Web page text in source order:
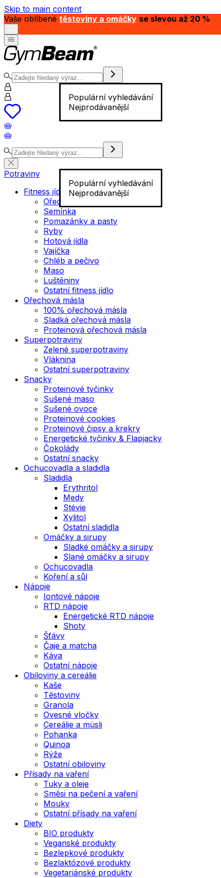
Skip to main content
Vaše oblíbené těstoviny a omáčky se slevou až 20 %
Populární vyhledávání
Nejprodávanější
Populární vyhledávání
Nejprodávanější
Potraviny
Fitness jídlo
Ořechy
Semínka
Pomazánky a pasty
Ryby
Hotová jídla
Vajíčka
Chléb a pečivo
Maso
Luštěniny
Ostatní fitness jídlo
Ořechová másla
100% ořechová másla
Sladká ořechová másla
Proteinová ořechová másla
Superpotraviny
Zelené superpotraviny
Vláknina
Ostatní superpotraviny
Snacky
Proteinové tyčinky
Sušené maso
Sušené ovoce
Proteinové cookies
Proteinové čipsy a krekry
Energetické tyčinky & Flapjacky
Čokolády
Ostatní snacky
Ochucovadla a sladidla
Sladidla
Erythritol
Medy
Stévie
Xylitol
Ostatní sladidla
Omáčky a sirupy
Sladké omáčky a sirupy
Slané omáčky a sirupy
Ochucovadla
Koření a sůl
Nápoje
Iontové nápoje
RTD nápoje
Energetické RTD nápoje
Shoty
Šťávy
Čaje a matcha
Káva
Ostatní nápoje
Obiloviny a cereálie
Kaše
Těstoviny
Granola
Ovesné vločky
Cereálie a müsli
Pohanka
Quinoa
Rýže
Ostatní obiloviny
Přísady na vaření
Tuky a oleje
Směsi na pečení a vaření
Mouky
Ostatní přísady na vaření
Diety
BIO produkty
Veganské produkty
Bezlepkové produkty
Bezlaktózové produkty
Vegetariánské produkty